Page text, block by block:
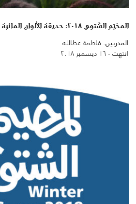
المخيّم الشتوي ٢٠١٨: حديقة الألوان المائية
المدربين: فاطمة عطالله
انتهت - ١٦ ديسمبر ٢٠١٨